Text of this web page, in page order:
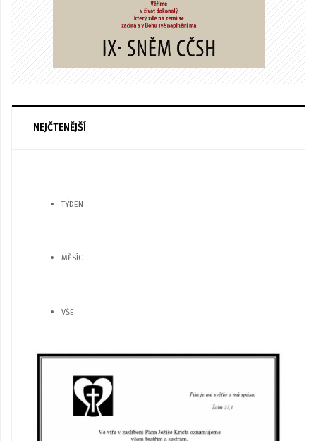
NEJČTENĚJŠÍ
TÝDEN
MĚSÍC
VŠE